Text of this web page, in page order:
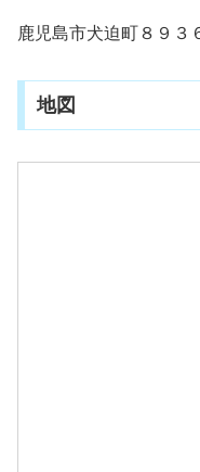
鹿児島市犬迫町８９３
地図